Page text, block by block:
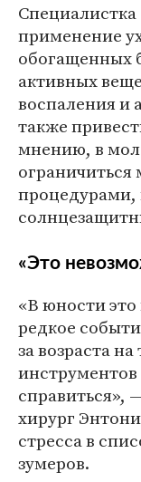
Специалистка
применение
обогащенных
активных
воспаления и
также
мнению, в
«Это
«В юности
редкое
за возраста
справиться»,
хирург
стресса в
зумеров.